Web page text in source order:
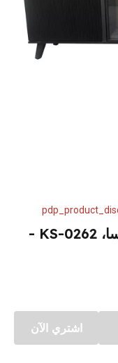
طاولة تلفزيون 75 بوصة من ونسا، KS-0262 -
اشتري الآن